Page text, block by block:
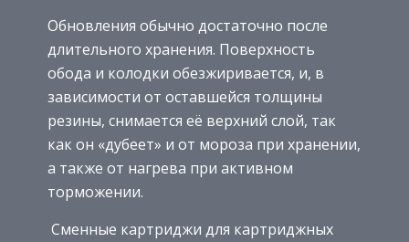
Обновления обычно достаточно после
длительного хранения. Поверхность
обода и колодки обезжиривается, и, в
зависимости от оставшейся толщины
резины, снимается её верхний слой, так
как он «дубеет» и от мороза при хранении,
а также от нагрева при активном
торможении.
Сменные картриджи для картриджных